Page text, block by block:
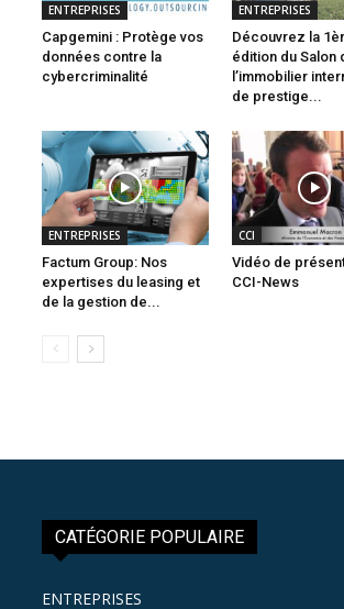
ENTREPRISES
Capgemini : Protège vos
données contre la
cybercriminalité
ENTREPRISES
Découvrez la
édition du Salon
l’immobilier
de prestige...
ENTREPRISES
Factum Group: Nos
expertises du leasing et
de la gestion de...
CCI
Vidéo de
CCI-News
CATÉGORIE POPULAIRE
ENTREPRISES